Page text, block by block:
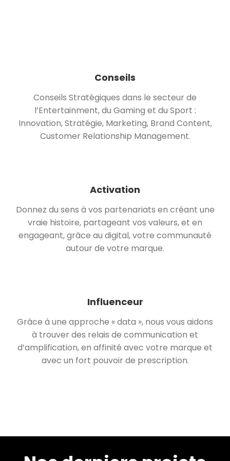
Conseils
Conseils Stratégiques dans le secteur de
l’Entertainment, du Gaming et du Sport :
Innovation, Stratégie, Marketing, Brand Content,
Customer Relationship Management.
Activation
Donnez du sens à vos partenariats en créant une
vraie histoire, partageant vos valeurs, et en
engageant, grâce au digital, votre communauté
autour de votre marque.
Influenceur
Grâce à une approche « data », nous vous aidons
à trouver des relais de communication et
d’amplification, en affinité avec votre marque et
avec un fort pouvoir de prescription.